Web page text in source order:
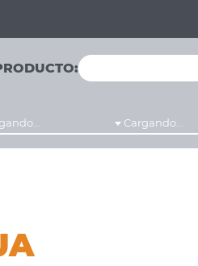
Cargando...